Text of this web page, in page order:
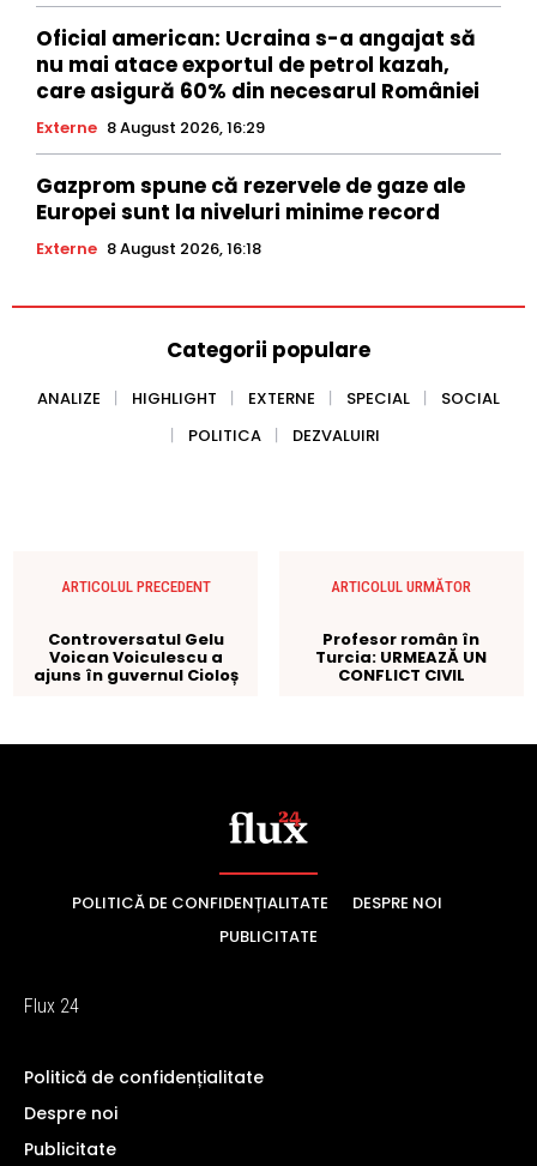
POLITICĂ DE CONFIDENȚIALITATE
DESPRE NOI
PUBLICITATE
Flux 24
Politică de confidențialitate
Despre noi
Publicitate